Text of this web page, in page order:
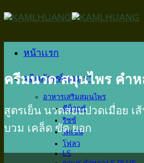
to
หน้าเเรก
ผลิตภัณฑ์ของเรา
อาหารเสริมสมุนไพร
ดีท็อกซ์
ริซซ์
ไคเซน
โฟลว
LS
ครีมนวด สมุนไพร คำห
สูตรเย็น นวดสยบปวดเมื่อย เ
บวม เคล็ด ขัด ยอก